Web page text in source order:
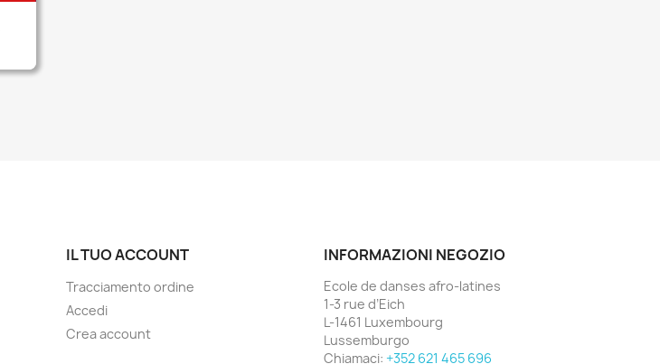
IL TUO ACCOUNT
Tracciamento ordine
Accedi
Crea account
INFORMAZIONI NEGOZIO
Ecole de danses afro-latines
1-3 rue d’Eich
L-1461 Luxembourg
Lussemburgo
Chiamaci: +352 621 465 696